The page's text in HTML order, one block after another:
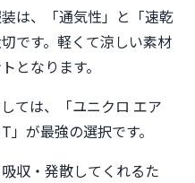
は、「通気性」と「速乾
です。軽くて涼しい素材
となります。
ては、「ユニクロ エア
が最強の選択です。
収・発散してくれるた